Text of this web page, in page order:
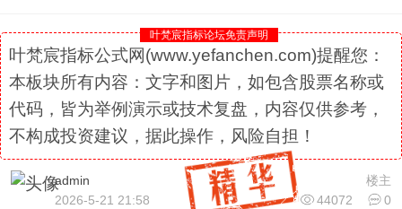
叶梵宸指标论坛免责声明
叶梵宸指标公式网(www.yefanchen.com)提醒您：
本板块所有内容：文字和图片，如包含股票名称或
代码，皆为举例演示或技术复盘，内容仅供参考，
不构成投资建议，据此操作，风险自担！
楼主
admin
44072
0
2026-5-21 21:58